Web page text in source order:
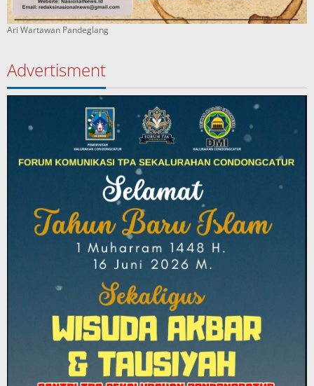
Ari Wartawan Pandeglang
Advertisment